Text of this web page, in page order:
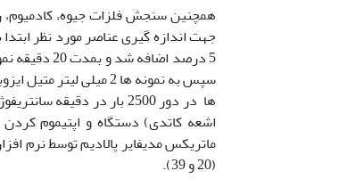
5 درصد
اشعه کاتدی) دستگاه و اپتیموم
(20 و 39).